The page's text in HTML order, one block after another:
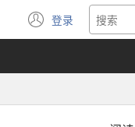
登录
（打
开
窗